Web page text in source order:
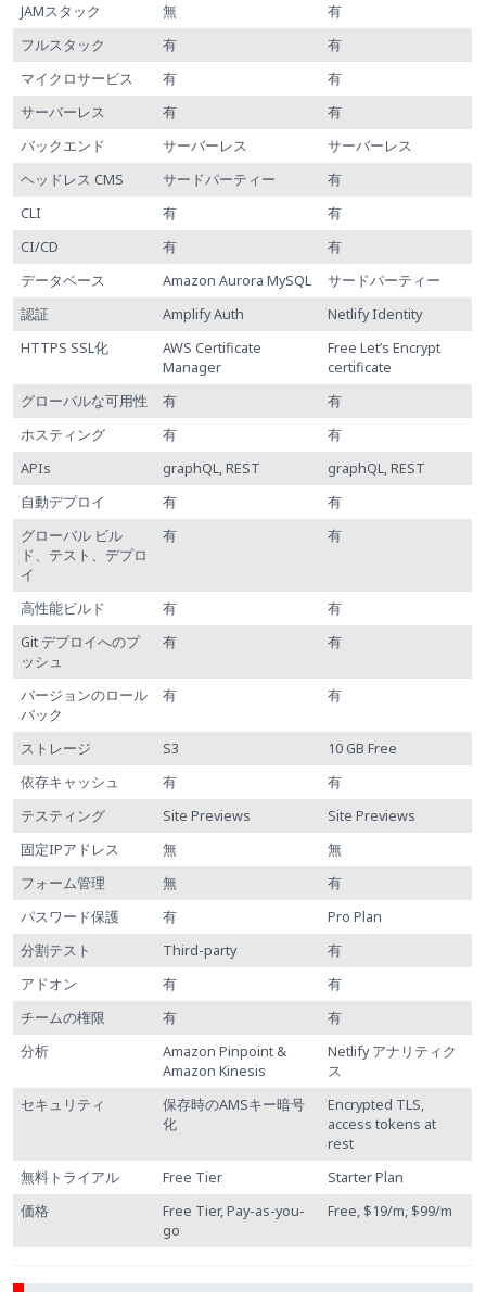
JAMスタック 無
有
フルスタック
有
有
マイクロサービス
有
有
サーバーレス
有
有
バックエンド
サーバーレス
サーバーレス
ヘッドレス CMS
サードパーティー
有
CLI
有
有
CI/CD
有
有
データベース
Amazon Aurora MySQL
サードパーティー
認証
Amplify Auth
Netlify Identity
HTTPS SSL化
AWS Certificate
Manager
Free Let’s Encrypt
certificate
グローバルな可用性
有
有
ホスティング
有
有
APIs
graphQL, REST
graphQL, REST
自動デプロイ
有
有
グローバル ビル
ド、テスト、デプロ
イ
有 有
高性能ビルド 有
有
Git デプロイへのプ
ッシュ
有 有
バージョンのロール
バック
有 有
ストレージ S3
10 GB Free
依存キャッシュ
有
有
テスティング
Site Previews
Site Previews
固定IPアドレス
無
無
フォーム管理
無
有
パスワード保護
有
Pro Plan
分割テスト
Third-party
有
アドオン
有
有
チームの権限
有
有
分析
Amazon Pinpoint &
Amazon Kinesis
Netlify アナリティク
ス
セキュリティ
保存時のAMSキー暗号
化
Encrypted TLS,
access tokens at
rest
無料トライアル
Free Tier
Starter Plan
価格
Free Tier, Pay-as-you-
go
Free, $19/m, $99/m